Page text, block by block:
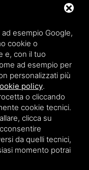
All Rights Reserved.
esempio Google,
cookie o
e, con il tuo
ad esempio per
personalizzati più
policy.
o cliccando
cookie tecnici.
clicca su
da quelli tecnici,
momento potrai